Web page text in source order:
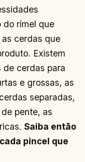
do rímel que
cerdas que
Existem
de cerdas para
e grossas, as
separadas,
pente, as
Saiba então
pincel que